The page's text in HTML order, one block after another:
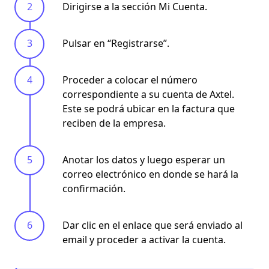
Dirigirse a la sección Mi Cuenta.
Pulsar en “Registrarse”.
Proceder a colocar el número
correspondiente a su cuenta de Axtel.
Este se podrá ubicar en la factura que
reciben de la empresa.
Anotar los datos y luego esperar un
correo electrónico en donde se hará la
confirmación.
Dar clic en el enlace que será enviado al
email y proceder a activar la cuenta.